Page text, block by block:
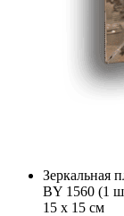
Зеркальная
BY 1560 (1
15 х 15 см